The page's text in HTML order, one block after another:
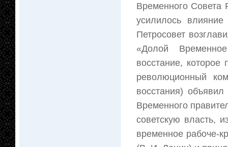
Временного Совета
усилилось
Петросовет
«Долой
восстание,
революционный
восстания)
Временного
советскую власть,
временное рабоче-